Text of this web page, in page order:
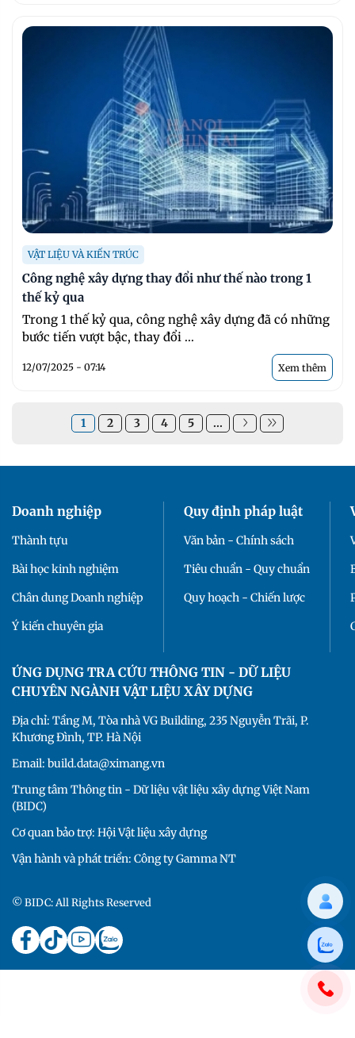
VẬT LIỆU VÀ KIẾN TRÚC
Công nghệ xây dựng thay đổi như thế nào trong 1
thế kỷ qua
Trong 1 thế kỷ qua, công nghệ xây dựng đã có những
bước tiến vượt bậc, thay đổi ...
12/07/2025 - 07:14 Xem thêm
1 2 3 4 5 ...
Doanh nghiệp
Thành tựu
Bài học kinh nghiệm
Chân dung Doanh nghiệp
Ý kiến chuyên gia
Quy định pháp luật
Văn bản - Chính sách
Tiêu chuẩn - Quy chuẩn
Quy hoạch - Chiến lược
ỨNG DỤNG TRA CỨU THÔNG TIN - DỮ LIỆU
CHUYÊN NGÀNH VẬT LIỆU XÂY DỰNG
Địa chỉ: Tầng M, Tòa nhà VG Building, 235 Nguyễn Trãi, P.
Khương Đình, TP. Hà Nội
Email: build.data@ximang.vn
Trung tâm Thông tin - Dữ liệu vật liệu xây dựng Việt Nam
(BIDC)
Cơ quan bảo trợ: Hội Vật liệu xây dựng
Vận hành và phát triển: Công ty Gamma NT
© BIDC: All Rights Reserved